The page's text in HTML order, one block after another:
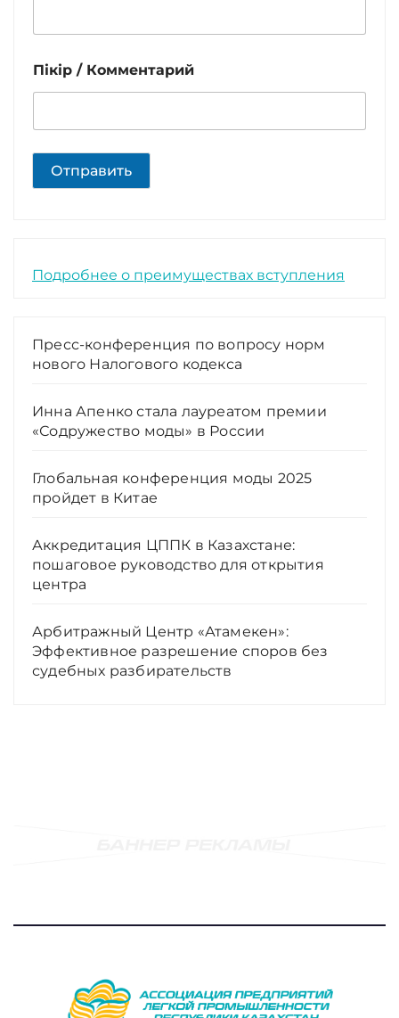
Пікір / Комментарий
Отправить
Подробнее о преимуществах вступления
Пресс-конференция по вопросу норм
нового Налогового кодекса
Инна Апенко стала лауреатом премии
«Содружество моды» в России
Глобальная конференция моды 2025
пройдет в Китае
Аккредитация ЦППК в Казахстане:
пошаговое руководство для открытия
центра
Арбитражный Центр «Атамекен»:
Эффективное разрешение споров без
судебных разбирательств